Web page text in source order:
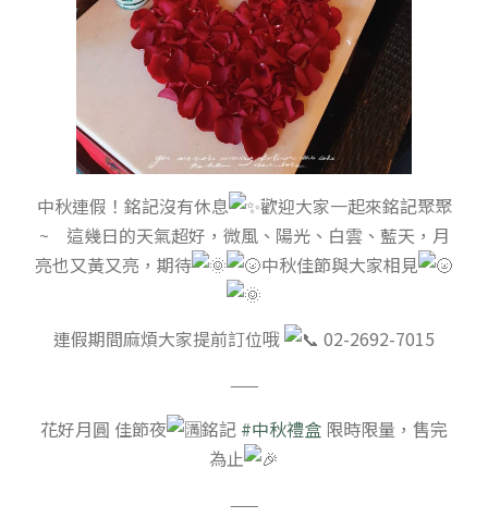
中秋連假！銘記沒有休息
歡迎大家一起來銘記聚聚
~ 這幾日的天氣超好，微風、陽光、白雲、藍天，月
亮也又黃又亮，期待
中秋佳節與大家相見
連假期間麻煩大家提前訂位哦
02-2692-7015
——
花好月圓 佳節夜
銘記 #中秋禮盒 限時限量，售完
為止
——